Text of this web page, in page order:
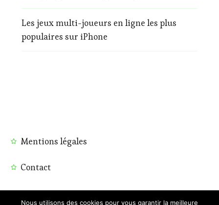
Les jeux multi-joueurs en ligne les plus
populaires sur iPhone
Mentions légales
Contact
Nous utilisons des cookies pour vous garantir la meilleure